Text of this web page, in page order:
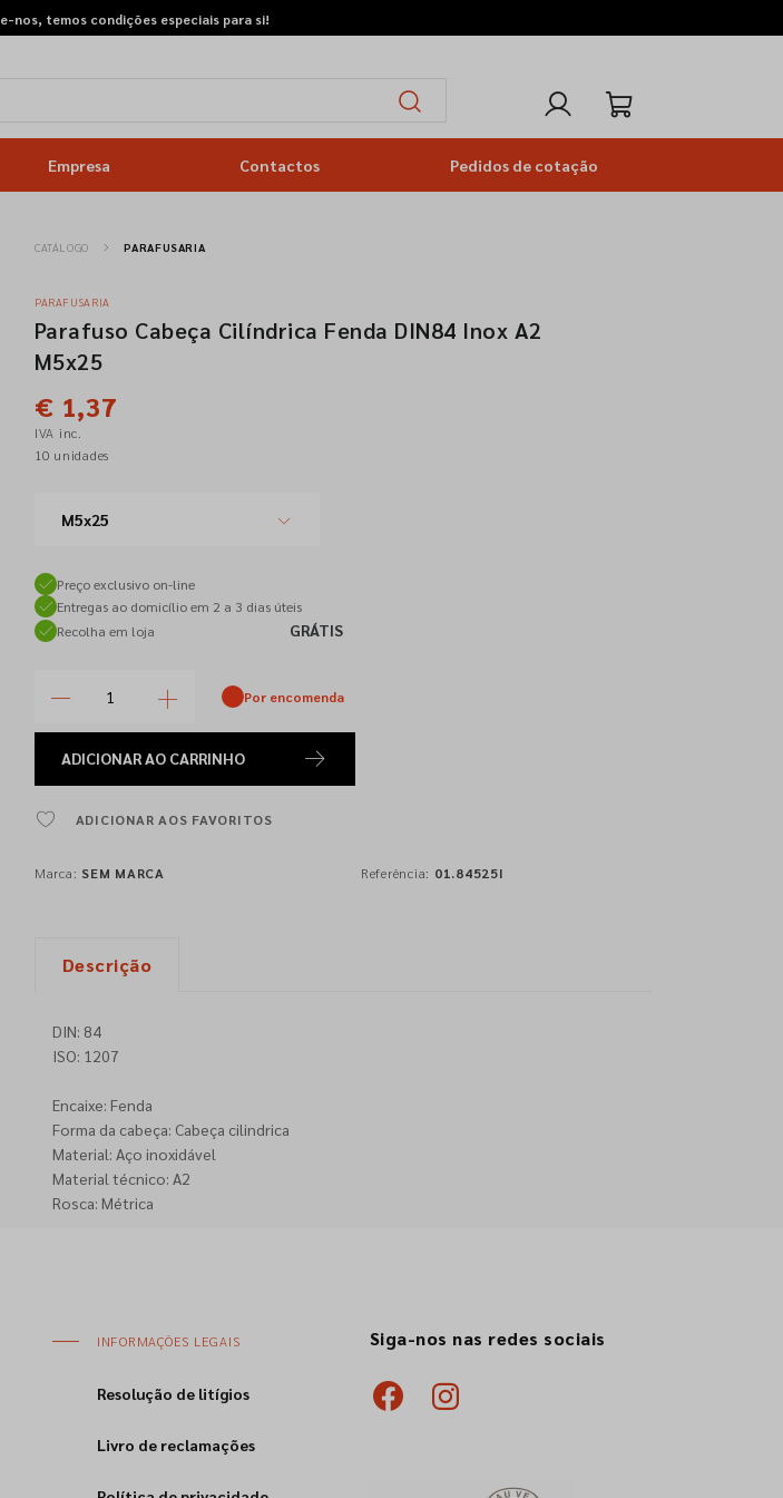
nos, temos condições especiais para si!
Empresa Contactos Pedidos de cotação
CATÁLOGO PARAFUSARIA
PARAFUSARIA
Parafuso Cabeça Cilíndrica Fenda DIN84 Inox A2
M5x25
€ 1,37
IVA inc.
10 unidades
M5x25
Preço exclusivo on-line
Entregas ao domicílio em 2 a 3 dias úteis
Recolha em loja
GRÁTIS
Por encomenda
ADICIONARAO CARRINHO
ADICIONAR AOS FAVORITOS
Marca: SEM MARCA Referência: 01.84525I
Descrição
DIN: 84
ISO: 1207
Encaixe: Fenda
Forma da cabeça: Cabeça cilindrica
Material: Aço inoxidável
Material técnico: A2
Rosca: Métrica
INFORMAÇÕES LEGAIS
Resolução de litígios
Livro de reclamações
Siga-nos nas redes sociais